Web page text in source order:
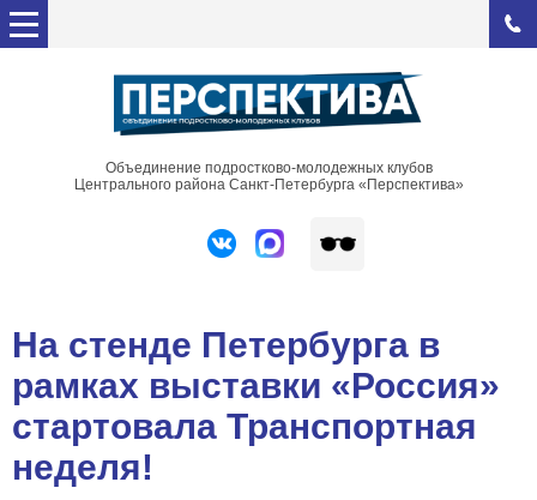
Объединение подростково-молодежных клубов
Центрального района Санкт-Петербурга «Перспектива»
На стенде Петербурга в
рамках выставки «Россия»
стартовала Транспортная
неделя!